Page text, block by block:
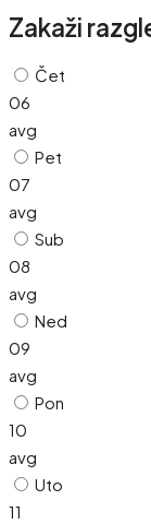
Zakaži
Čet
06
avg
Pet
07
avg
Sub
08
avg
Ned
09
avg
Pon
10
avg
Uto
11